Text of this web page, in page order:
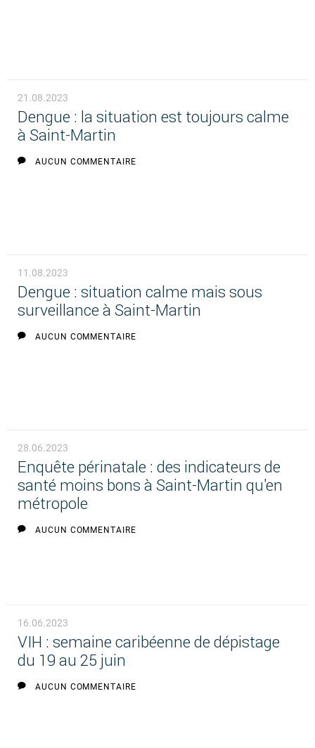
21.08.2023
Dengue : la situation est toujours calme
à Saint-Martin
AUCUN COMMENTAIRE
11.08.2023
Dengue : situation calme mais sous
surveillance à Saint-Martin
AUCUN COMMENTAIRE
28.06.2023
Enquête périnatale : des indicateurs de
santé moins bons à Saint-Martin qu'en
métropole
AUCUN COMMENTAIRE
16.06.2023
VIH : semaine caribéenne de dépistage
du 19 au 25 juin
AUCUN COMMENTAIRE